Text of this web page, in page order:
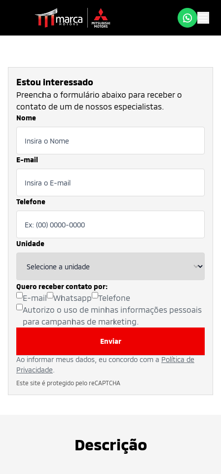
Estou interessado
Preencha o formulário abaixo para receber o
contato de um de nossos especialistas.
Nome
E-mail
Telefone
Unidade
Quero receber contato por:
E-mail Whatsapp
Telefone
Autorizo o uso de minhas informações pessoais
para campanhas de marketing.
Enviar
Ao informar meus dados, eu concordo com a Política de
Privacidade
Este site é protegido pelo reCAPTCHA
Descrição